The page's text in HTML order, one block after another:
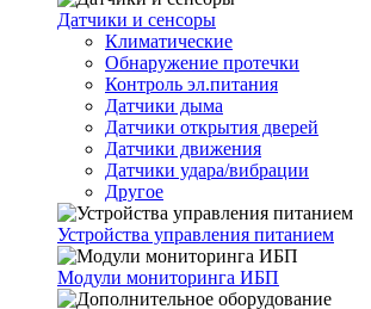
Датчики и сенсоры
Климатические
Обнаружение протечки
Контроль эл.питания
Датчики дыма
Датчики открытия дверей
Датчики движения
Датчики удара/вибрации
Другое
Устройства управления питанием
Модули мониторинга ИБП